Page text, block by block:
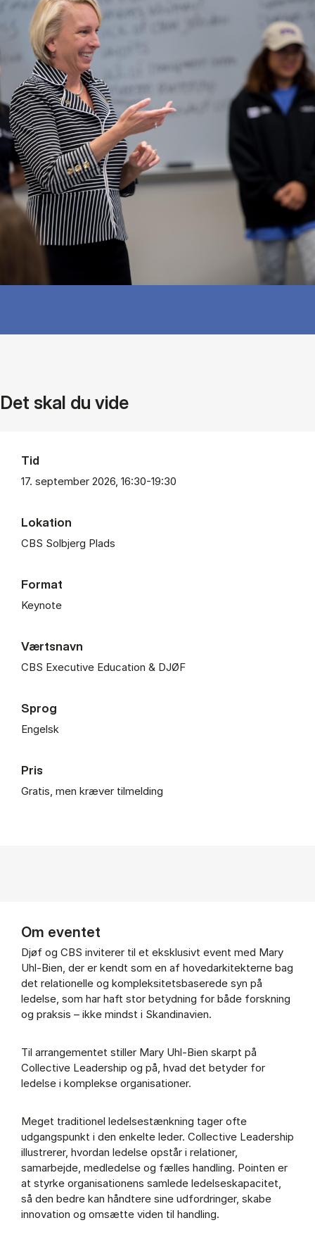
Det skal du vide
Tid
17. september 2026, 16:30-19:30
Lokation
CBS Solbjerg Plads
Format
Keynote
Værtsnavn
CBS Executive Education & DJØF
Sprog
Engelsk
Pris
Gratis, men kræver tilmelding
Om eventet
Djøf og CBS inviterer til et eksklusivt event med Mary
Uhl-Bien, der er kendt som en af hovedarkitekterne bag
det relationelle og kompleksitetsbaserede syn på
ledelse, som har haft stor betydning for både forskning
og praksis – ikke mindst i Skandinavien.
Til arrangementet stiller Mary Uhl-Bien skarpt på
Collective Leadership og på, hvad det betyder for
ledelse i komplekse organisationer.
Meget traditionel ledelsestænkning tager ofte
udgangspunkt i den enkelte leder. Collective Leadership
illustrerer, hvordan ledelse opstår i relationer,
samarbejde, medledelse og fælles handling. Pointen er
at styrke organisationens samlede ledelseskapacitet,
så den bedre kan håndtere sine udfordringer, skabe
innovation og omsætte viden til handling.